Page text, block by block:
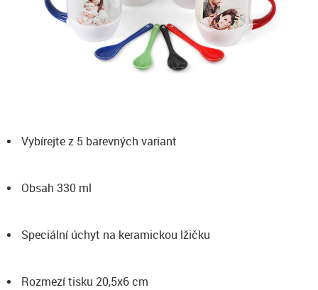
Vybírejte z 5 barevných variant
Obsah 330 ml
Speciální úchyt na keramickou lžičku
Rozmezí tisku 20,5x6 cm